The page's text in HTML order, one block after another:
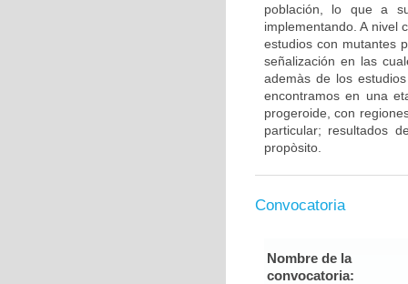
población, lo que a
implementando. A nivel
estudios con mutantes
señalización en las
ademàs de los
encontramos en una
progeroide, con
particular; resultados
propòsito.
Convocatoria
Nombre de la
convocatoria: